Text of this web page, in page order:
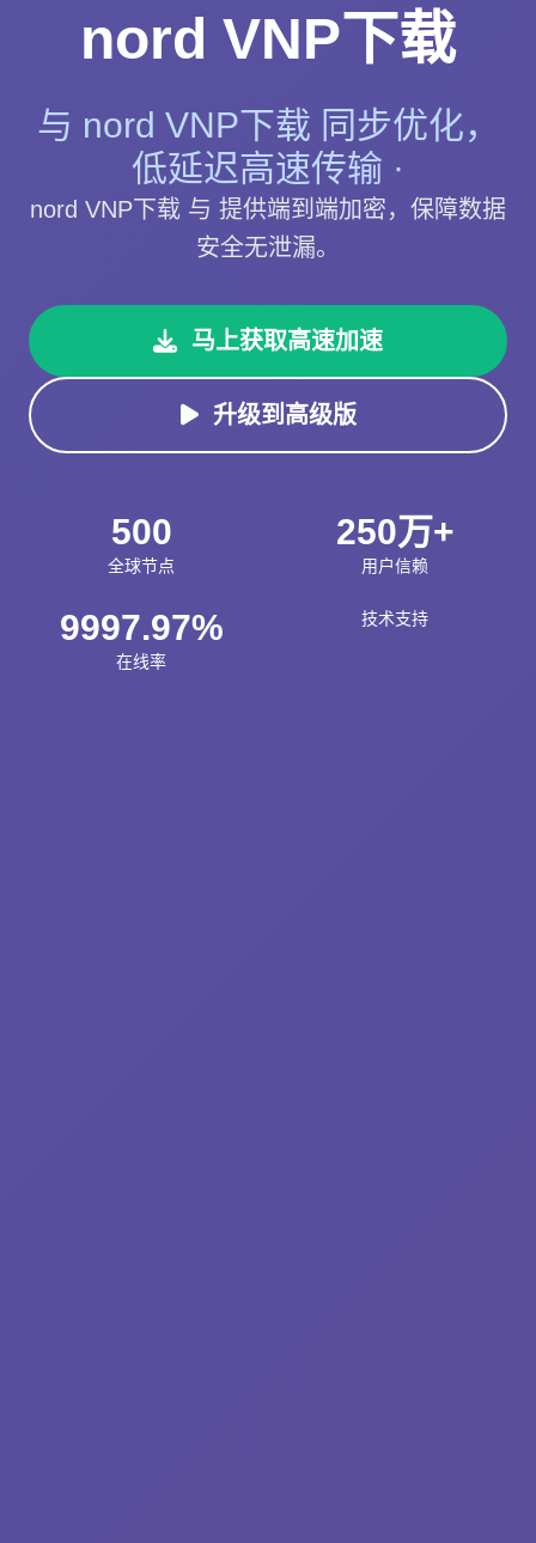
nord VNP下载
与 nord VNP下载 同步优化，
低延迟高速传输 ·
nord VNP下载 与 提供端到端加密，保障数据
安全无泄漏。
马上获取高速加速
升级到高级版
500
全球节点
250万+
用户信赖
9997.97%
在线率
技术支持